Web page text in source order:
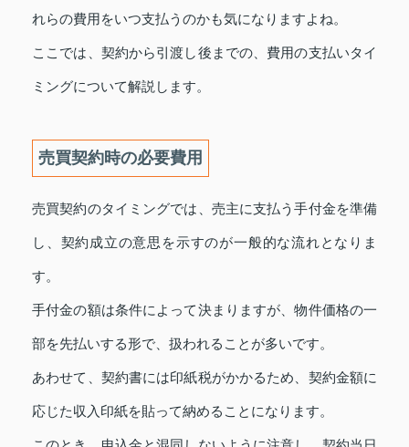
れらの費用をいつ支払うのかも気になりますよね。
ここでは、契約から引渡し後までの、費用の支払いタイ
ミングについて解説します。
売買契約時の必要費用
売買契約のタイミングでは、売主に支払う手付金を準備
し、契約成立の意思を示すのが一般的な流れとなりま
す。
手付金の額は条件によって決まりますが、物件価格の一
部を先払いする形で、扱われることが多いです。
あわせて、契約書には印紙税がかかるため、契約金額に
応じた収入印紙を貼って納めることになります。